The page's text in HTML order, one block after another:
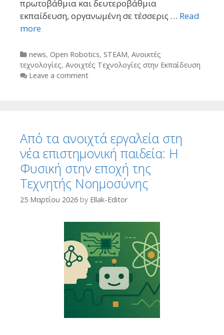
πρωτοβάθμια και δευτεροβάθμια
εκπαίδευση, οργανωμένη σε τέσσερις … Read
more
Categories
news, Open Robotics, STEAM, Ανοικτές
τεχνολογίες, Ανοιχτές Τεχνολογίες στην Εκπαίδευση
Leave a comment
Από τα ανοιχτά εργαλεία στη
νέα επιστημονική παιδεία: Η
Φυσική στην εποχή της
Τεχνητής Νοημοσύνης
25 Μαρτίου 2026 by Ellak-Editor